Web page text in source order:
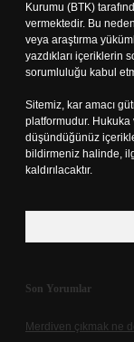
Kurumu (BTK)
vermektedir. Bu
veya araştırma
yazdıkları içeriklerin
sorumluluğu kabul
Sitemiz, kar amacı
platformudur. Hukuka
düşündüğünüz
bildirmeniz halinde,
kaldırılacaktır.
Son Yorumlar
Merdiven çıkmak ne